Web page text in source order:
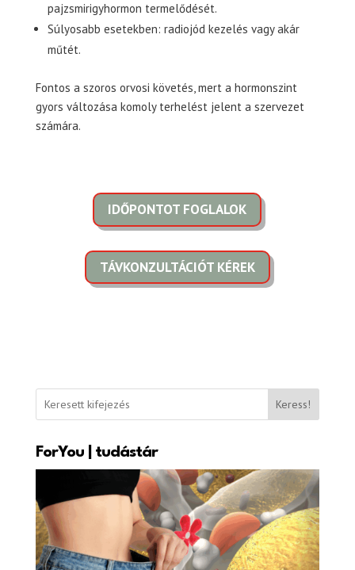
pajzsmirigyhormon termelődését.
Súlyosabb esetekben: radiojód kezelés vagy akár
műtét.
Fontos a szoros orvosi követés, mert a hormonszint
gyors változása komoly terhelést jelent a szervezet
számára.
IDŐPONTOT FOGLALOK
TÁVKONZULTÁCIÓT KÉREK
Keress!
ForYou | tudástár